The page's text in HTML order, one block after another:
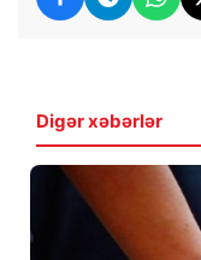
Digər xəbərlər